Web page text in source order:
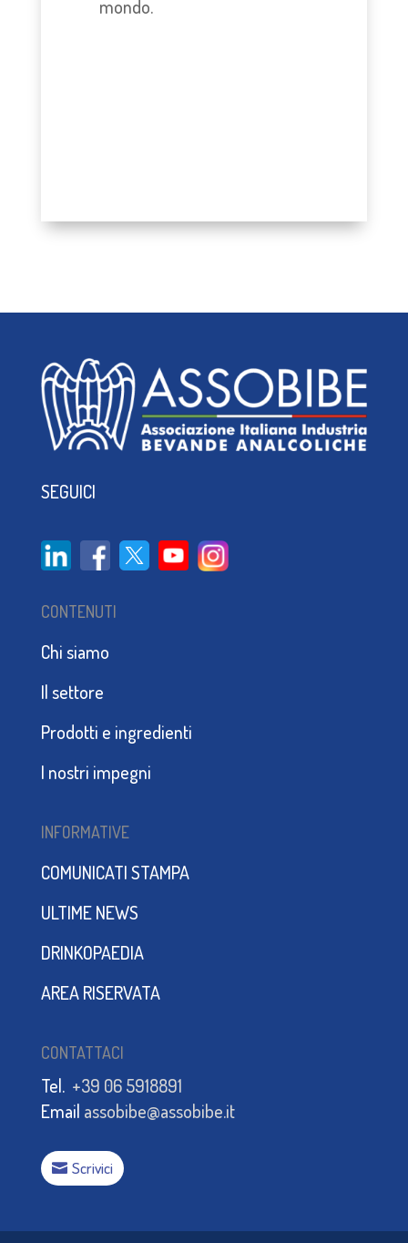
mondo.
SEGUICI
CONTENUTI
Chi siamo
Il settore
Prodotti e ingredienti
I nostri impegni
INFORMATIVE
COMUNICATI STAMPA
ULTIME NEWS
DRINKOPAEDIA
AREA RISERVATA
CONTATTACI
Tel. +39 06 5918891
Email assobibe@assobibe.it
Scrivici